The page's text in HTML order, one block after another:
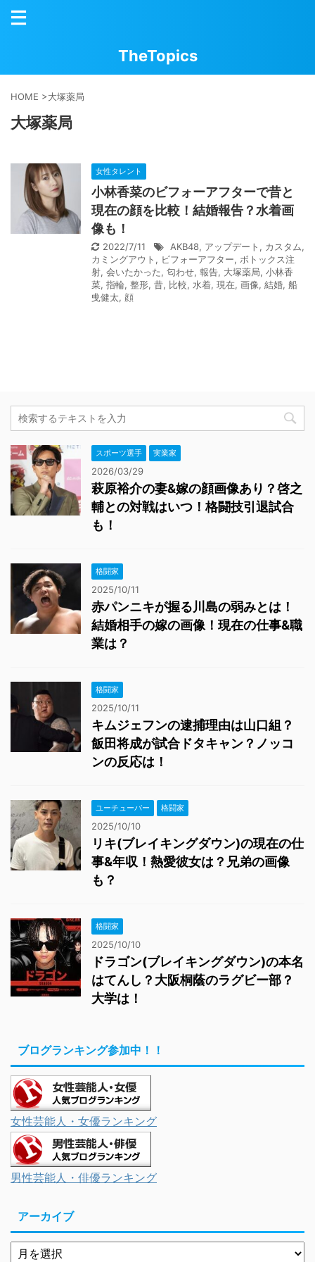
TheTopics
HOME >大塚薬局
大塚薬局
女性タレント
小林香菜のビフォーアフターで昔と
現在の顔を比較！結婚報告？水着画
像も！
2022/7/11 AKB48, アップデート , カスタム,
カミングアウト , ビフォーアフター, ボトックス注
射, 会いたかった, 匂わせ, 報告, 大塚薬局, 小林香
菜, 指輪, 整形, 昔, 比較, 水着, 現在, 画像, 結婚, 船
曵健太, 顔
スポーツ選手 実業家
2026/03/29
萩原裕介の妻&嫁の顔画像あり？啓之
輔との対戦はいつ！格闘技引退試合
も！
格闘家
2025/10/11
赤パンニキが握る川島の弱みとは！
結婚相手の嫁の画像！現在の仕事&職
業は？
格闘家
2025/10/11
キムジェフンの逮捕理由は山口組？
飯田将成が試合ドタキャン？ノッコ
ンの反応は！
ユーチューバー 格闘家
2025/10/10
リキ(ブレイキングダウン)の現在の仕
事&年収！熱愛彼女は？兄弟の画像
も？
格闘家
2025/10/10
ドラゴン(ブレイキングダウン)の本名
はてんし？大阪桐蔭のラグビー部？
大学は！
ブログランキング参加中！！
女性芸能人・女優ランキング
男性芸能人・俳優ランキング
アーカイブ